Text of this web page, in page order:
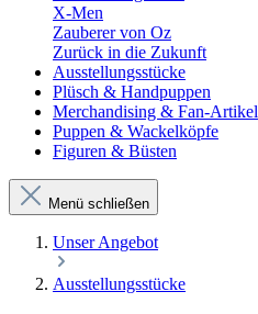
X-Men
Zauberer von Oz
Zurück in die Zukunft
Ausstellungsstücke
Plüsch & Handpuppen
Merchandising & Fan-Artikel
Puppen & Wackelköpfe
Figuren & Büsten
Menü schließen
Unser Angebot
Ausstellungsstücke